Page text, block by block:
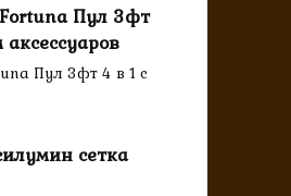
Пул 3фт
Пул 3фт 4 в 1 с
сетка